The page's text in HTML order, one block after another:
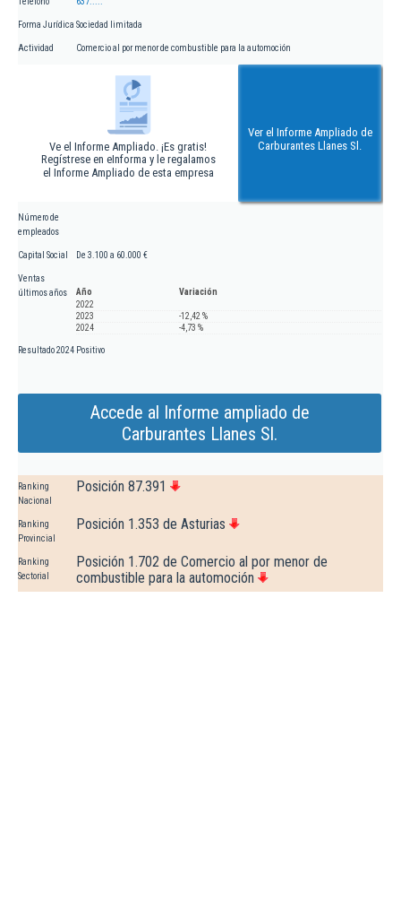
Forma Jurídica Sociedad limitada
Actividad Comercio al por menor de combustible para la automoción
Ve el Informe Ampliado. ¡Es gratis!
Regístrese en eInforma y le regalamos
el Informe Ampliado de esta empresa
Ver el Informe Ampliado de
Carburantes Llanes Sl.
Número de
empleados
Capital Social De 3.100 a 60.000 €
Ventas
últimos años
Año
Variación
2022
2023
-12,42 %
2024
-4,73 %
Resultado 2024 Positivo
Accede al Informe ampliado de
Carburantes Llanes Sl.
Ranking
Nacional
Posición 87.391
Ranking
Provincial
Posición 1.353 de Asturias
Ranking
Sectorial
Posición 1.702 de Comercio al por menor de
combustible para la automoción